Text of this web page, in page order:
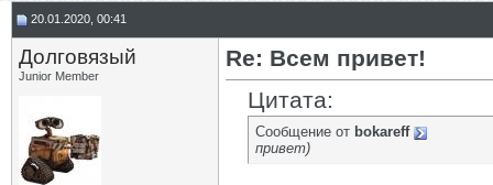
20.01.2020, 00:41
Долговязый
Junior Member
Re: Всем привет!
Цитата:
Сообщение от bokareff
привет)